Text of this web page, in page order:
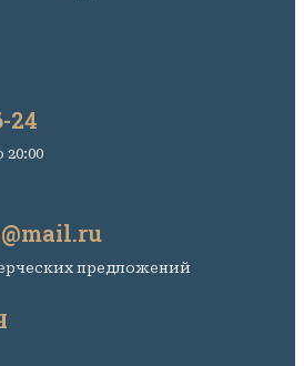
24
предложений